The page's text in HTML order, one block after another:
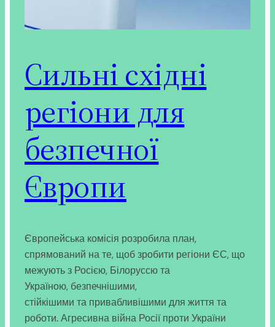
Сильні східні
регіони для
безпечної
Європи
Європейська комісія розробила план,
спрямований на те, щоб зробити регіони ЄС, що
межують з Росією, Білоруссю та
Україною, безпечнішими,
стійкішими та привабливішими для життя та
роботи. Агресивна війна Росії проти України